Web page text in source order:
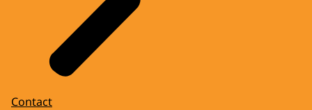
Contact